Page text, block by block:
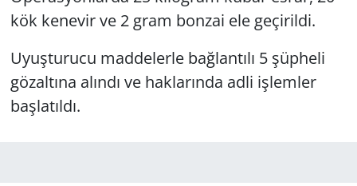
kök kenevir ve 2 gram bonzai ele geçirildi.
Uyuşturucu maddelerle bağlantılı 5 şüpheli
gözaltına alındı ve haklarında adli işlemler
başlatıldı.